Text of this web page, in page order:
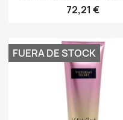
72,21 €
FUERA DE STOCK